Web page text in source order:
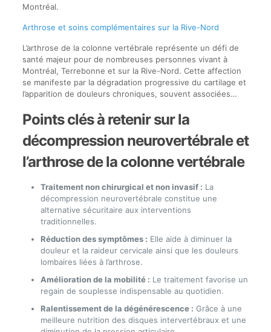
Montréal.
Arthrose et soins complémentaires sur la Rive-Nord
L’arthrose de la colonne vertébrale représente un défi de
santé majeur pour de nombreuses personnes vivant à
Montréal, Terrebonne et sur la Rive-Nord. Cette affection
se manifeste par la dégradation progressive du cartilage et
l’apparition de douleurs chroniques, souvent associées…
Points clés à retenir sur la
décompression neurovertébrale et
l’arthrose de la colonne vertébrale
Traitement non chirurgical et non invasif : La
décompression neurovertébrale constitue une
alternative sécuritaire aux interventions
traditionnelles.
Réduction des symptômes : Elle aide à diminuer la
douleur et la raideur cervicale ainsi que les douleurs
lombaires liées à l’arthrose.
Amélioration de la mobilité : Le traitement favorise un
regain de souplesse indispensable au quotidien.
Ralentissement de la dégénérescence : Grâce à une
meilleure nutrition des disques intervertébraux et une